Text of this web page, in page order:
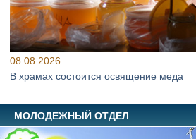
08.08.2026
В храмах состоится освящение меда
МОЛОДЕЖНЫЙ ОТДЕЛ